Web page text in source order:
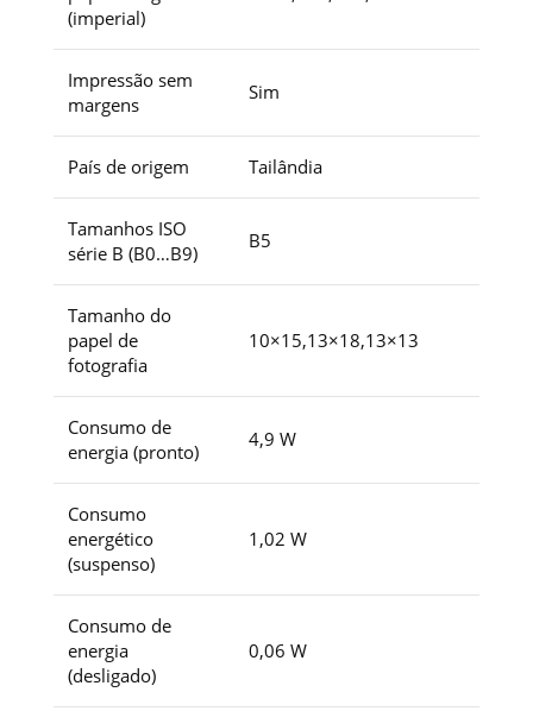
(imperial)
Impressão sem
margens
Sim
País de origem Tailândia
Tamanhos ISO
série B (B0…B9)
B5
Tamanho do
papel de
fotografia
10×15,13×18,13×13
Consumo de
energia (pronto)
4,9 W
Consumo
energético
(suspenso)
1,02 W
Consumo de
energia
(desligado)
0,06 W